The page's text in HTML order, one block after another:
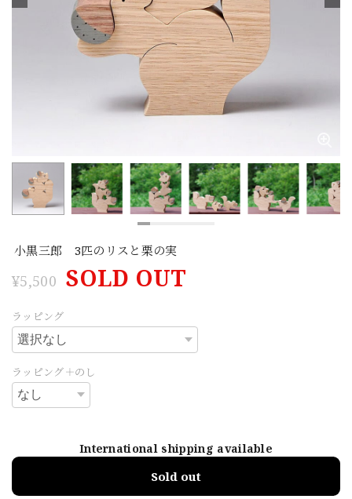
小黒三郎 3匹のリスと栗の実
¥5,500 SOLD OUT
ラッピング
ラッピング＋のし
International shipping available
Sold out